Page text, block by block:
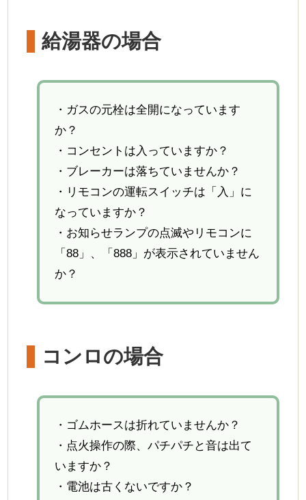
緊急お困り
ガスが臭い・警報機が鳴った
地震のとき、災害のとき
機器の故障時
新製品・キャンペーン
お知らせ
サスティナビリティ
カーボンオフセットLPG
会社案内
会社沿革
採用情報
給湯器の場合
・ガスの元栓は全開になっています
か？
・コンセントは入っていますか？
・ブレーカーは落ちていませんか？
・リモコンの運転スイッチは「入」に
なっていますか？
・お知らせランプの点滅やリモコンに
「88」、「888」が表示されていません
か？
コンロの場合
・ゴムホースは折れていませんか？
・点火操作の際、パチパチと音は出て
いますか？
・電池は古くないですか？